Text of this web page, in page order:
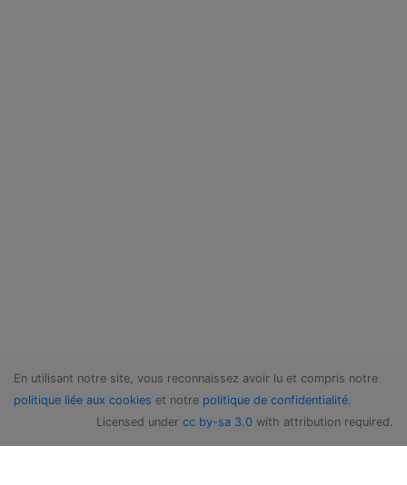
En utilisant notre site, vous reconnaissez avoir lu et compris notre
politique liée aux cookies et notre politique de confidentialité.
Licensed under cc by-sa 3.0 with attribution required.